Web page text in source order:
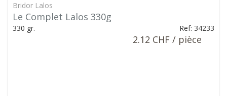
Bridor Lalos
Le Complet Lalos 330g
330 gr. Ref: 34233
2.12 CHF / pièce